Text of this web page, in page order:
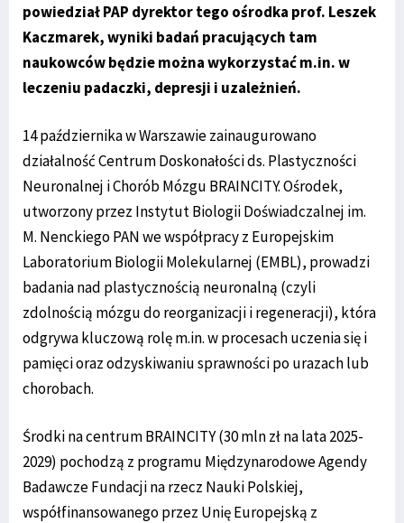
powiedział PAP dyrektor tego ośrodka prof. Leszek
Kaczmarek, wyniki badań pracujących tam
naukowców będzie można wykorzystać m.in. w
leczeniu padaczki, depresji i uzależnień.
14 października w Warszawie zainaugurowano
działalność Centrum Doskonałości ds. Plastyczności
Neuronalnej i Chorób Mózgu BRAINCITY. Ośrodek,
utworzony przez Instytut Biologii Doświadczalnej im.
M. Nenckiego PAN we współpracy z Europejskim
Laboratorium Biologii Molekularnej (EMBL), prowadzi
badania nad plastycznością neuronalną (czyli
zdolnością mózgu do reorganizacji i regeneracji), która
odgrywa kluczową rolę m.in. w procesach uczenia się i
pamięci oraz odzyskiwaniu sprawności po urazach lub
chorobach.
Środki na centrum BRAINCITY (30 mln zł na lata 2025-
2029) pochodzą z programu Międzynarodowe Agendy
Badawcze Fundacji na rzecz Nauki Polskiej,
współfinansowanego przez Unię Europejską z